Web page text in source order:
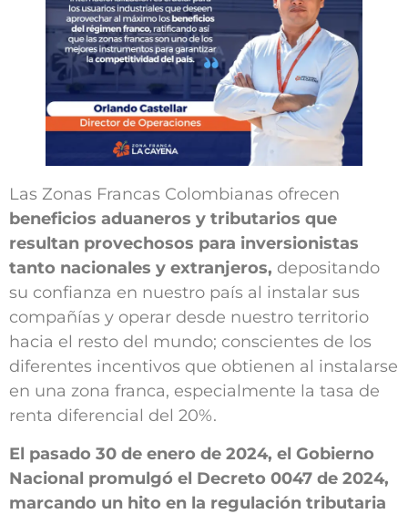
Las Zonas Francas Colombianas ofrecen
beneficios aduaneros y tributarios que
resultan provechosos para inversionistas
tanto nacionales y extranjeros, depositando
su confianza en nuestro país al instalar sus
compañías y operar desde nuestro territorio
hacia el resto del mundo; conscientes de los
diferentes incentivos que obtienen al instalarse
en una zona franca, especialmente la tasa de
renta diferencial del 20%.
El pasado 30 de enero de 2024, el Gobierno
Nacional promulgó el Decreto 0047 de 2024,
marcando un hito en la regulación tributaria